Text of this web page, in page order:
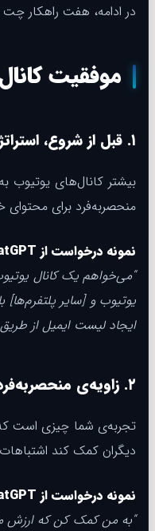
در ادامه، هفت راهکار
موفقیت کانال
۱. قبل از شروع، استراتژی محتوای خود را مشخص کنید
بیشتر کانال‌های یوتیوب
منحصربه‌فرد برای
نمونه درخواست از ChatGPT:
یوتیوب و [سایر
ایجاد لیست ایمیل از
۲. زاویه‌ی منحصربه‌فرد خود را پیدا کنید
تجربه‌ی شما چیزی است که
دیگران کمک کند
نمونه درخواست از ChatGPT:
“به من کمک کن که ارزش